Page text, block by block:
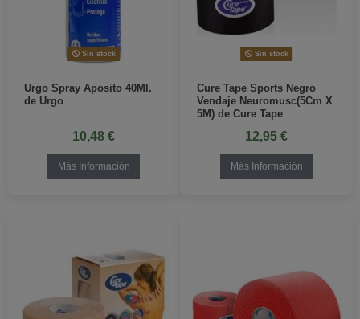
Sin stock
Urgo Spray Aposito 40Ml.
de Urgo
10,48 €
Más Información
Sin stock
Cure Tape Sports Negro
Vendaje Neuromusc(5Cm X
5M) de Cure Tape
12,95 €
Más Información